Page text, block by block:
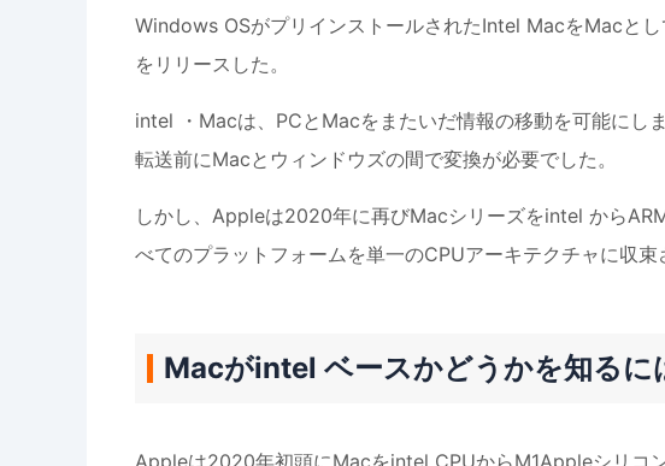
Windows OSがプリインストールされたIntel MacをMacと
をリリースした。
intel ・Macは、PCとMacをまたいだ情報の移動を可能にし
転送前にMacとウィンドウズの間で変換が必要でした。
しかし、Appleは2020年に再びMacシリーズをintel から
べてのプラットフォームを単一のCPUアーキテクチャに収
Macがintel ベースかどうかを知るに
Appleは2020年初頭にMacをintel CPUからM1Appleシリコ